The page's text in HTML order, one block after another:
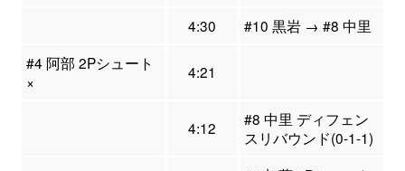
4:30
#10 黒岩 → #8 中里
#4 阿部 2Pシュート
×
4:21
4:12
#8 中里 ディフェン
スリバウンド(0-1-1)